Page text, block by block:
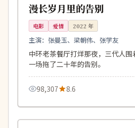
中国
漫长岁月里的告别
电影 爱情 2022 年
主演： 张曼玉、梁朝伟、张学友
中环老茶餐厅打烊那夜，三代人
一场拖了二十年的告别。
98,307 8.6
连载中